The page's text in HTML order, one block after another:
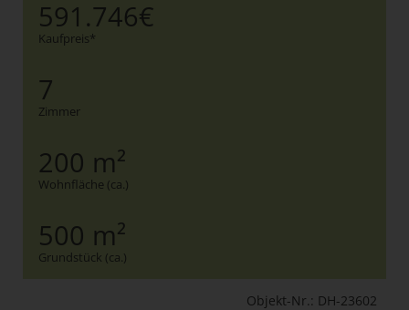
591.746€
Kaufpreis*
7
Zimmer
200 m²
Wohnfläche (ca.)
500 m²
Grundstück (ca.)
Objekt-Nr.: DH-23602